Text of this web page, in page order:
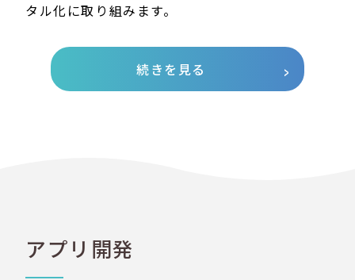
タル化に取り組みます。
続きを見る
アプリ開発